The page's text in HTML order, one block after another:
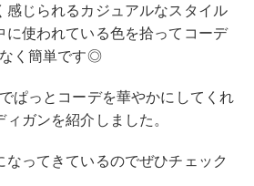
感じられるカジュアルなスタイル
に使われている色を拾ってコーデ
く簡単です◎
ぱっとコーデを華やかにしてくれ
ガンを紹介しました。
なってきているのでぜひチェック